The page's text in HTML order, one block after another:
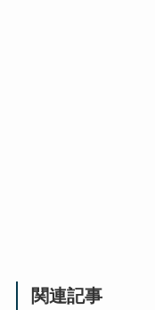
関連記事